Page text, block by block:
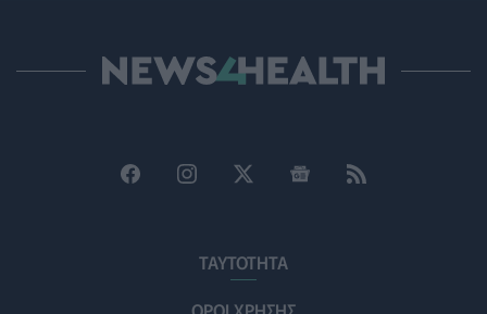
06/08/2026 - 11:00ΤΑΥΤΟΤΗΤΑ